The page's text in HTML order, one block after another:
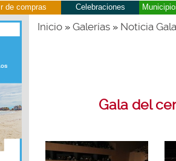
Ir de compras Celebraciones
Inicio» Galerías» Noticia
Gala del